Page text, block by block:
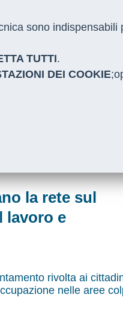
la rete sul
lavoro e
rivolta ai
nelle aree
sono indispensabili
TUTTI.
DEI COOKIE